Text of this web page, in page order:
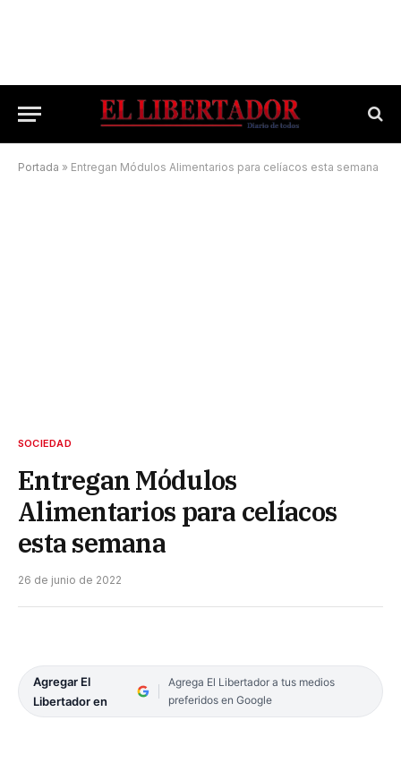
Portada » Entregan Módulos Alimentarios para celíacos esta semana
SOCIEDAD
Entregan Módulos
Alimentarios para celíacos
esta semana
26 de junio de 2022
Agregar El
Libertador en
Agrega El Libertador a tus medios
preferidos en Google